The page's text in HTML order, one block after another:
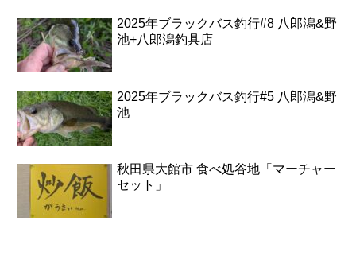
2025年ブラックバス釣行#8 八郎潟&野
池+八郎潟釣具店
2025年ブラックバス釣行#5 八郎潟&野
池
秋田県大館市 食べ処谷地「マーチャー
セット」